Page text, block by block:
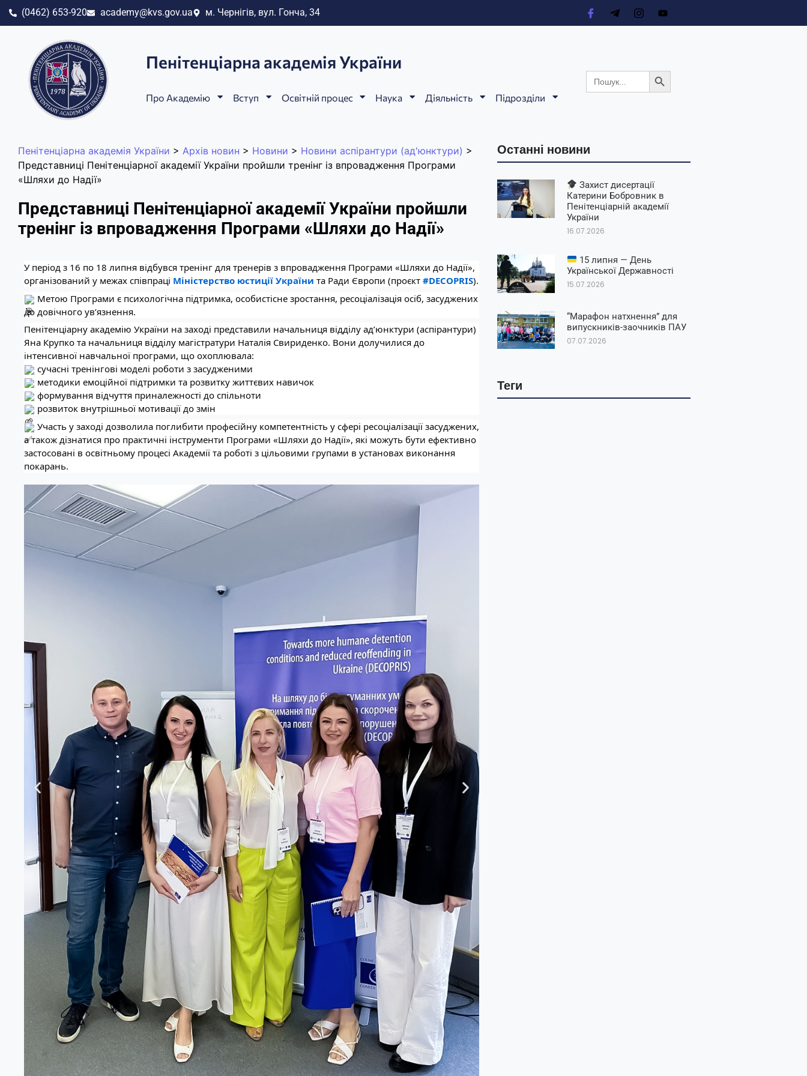
(0462) 653-920 academy@kvs.gov.ua м. Чернігів, вул. Гонча, 34
Пенітенціарна академія України
Про Академію Вступ Освітній процес Наука Діяльність Підрозділи
Search
for:
Search Button
Пенітенціарна академія України > Архів новин > Новини > Новини аспірантури (ад'юнктури) >
Представниці Пенітенціарної академії України пройшли тренінг із впровадження Програми
«Шляхи до Надії»
Представниці Пенітенціарної академії України пройшли
тренінг із впровадження Програми «Шляхи до Надії»
У період з 16 по 18 липня відбувся тренінг для тренерів з впровадження Програми «Шляхи до Надії»,
організований у межах співпраці Міністерство юстиції України та Ради Європи (проєкт #DECOPRIS).
Метою Програми є психологічна підтримка, особистісне зростання, ресоціалізація осіб, засуджених
до довічного ув’язнення.
Пенітенціарну академію України на заході представили начальниця відділу ад’юнктури (аспірантури)
Яна Крупко та начальниця відділу магістратури Наталія Свириденко. Вони долучилися до
інтенсивної навчальної програми, що охоплювала:
сучасні тренінгові моделі роботи з засудженими
методики емоційної підтримки та розвитку життєвих навичок
формування відчуття приналежності до спільноти
розвиток внутрішньої мотивації до змін
Участь у заході дозволила поглибити професійну компетентність у сфері ресоціалізації засуджених,
а також дізнатися про практичні інструменти Програми «Шляхи до Надії», які можуть бути ефективно
застосовані в освітньому процесі Академії та роботі з цільовими групами в установах виконання
покарань.
Останні новини
Захист дисертації
Катерини Бобровник в
Пенітенціарній академії
України
16.07.2026
15 липня — День
Української Державності
15.07.2026
“Марафон натхнення” для
випускників-заочників ПАУ
07.07.2026
Теги